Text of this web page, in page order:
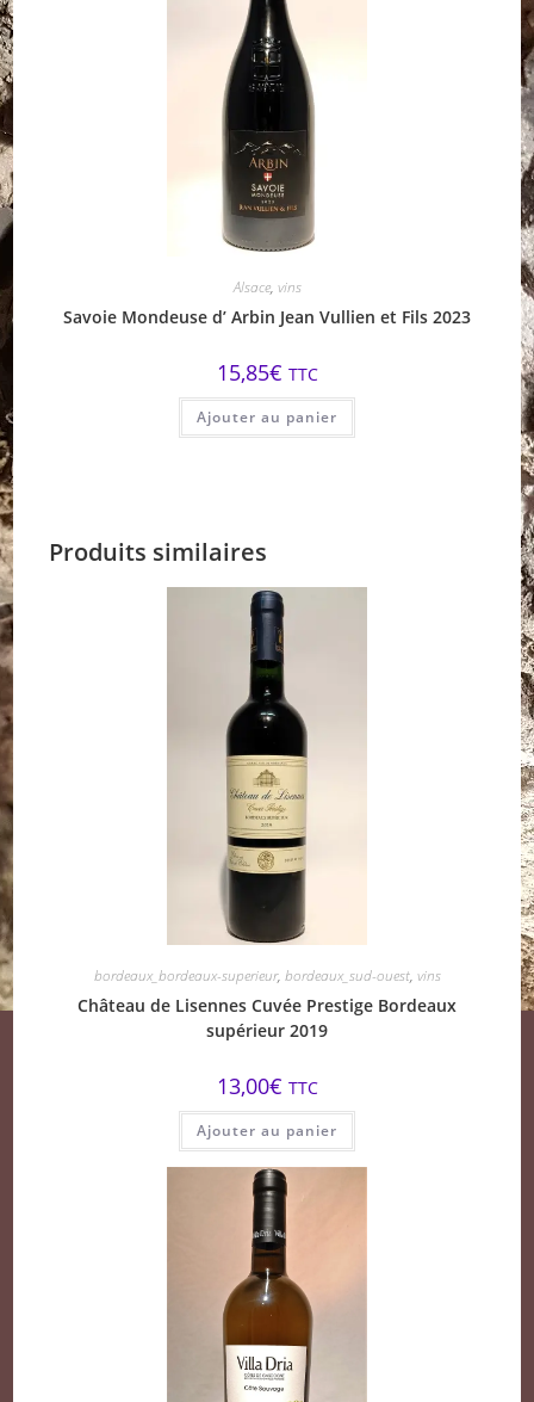
Alsace, vins
Savoie Mondeuse d’ Arbin Jean Vullien et Fils 2023
15,85€ TTC
Ajouter au panier
Produits similaires
bordeaux_bordeaux-superieur, bordeaux_sud-ouest, vins
Château de Lisennes Cuvée Prestige Bordeaux
supérieur 2019
13,00€ TTC
Ajouter au panier